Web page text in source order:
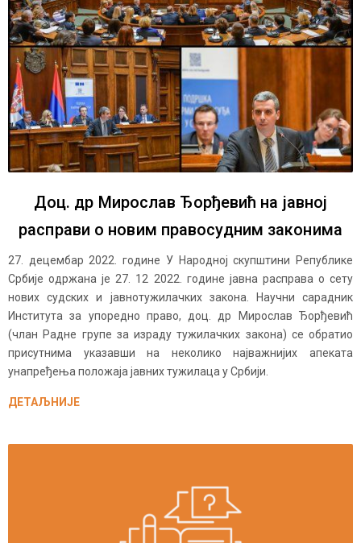
Доц. др Мирослав Ђорђевић на јавној
расправи о новим правосудним законима
27. децембар 2022. године У Народној скупштини Републике
Србије одржана је 27. 12 2022. године јавна расправа о сету
нових судских и јавнотужилачких закона. Научни сарадник
Института за упоредно право, доц. др Мирослав Ђорђевић
(члан Радне групе за израду тужилачких закона) се обратио
присутнима указавши на неколико најважнијих апеката
унапређења положаја јавних тужилаца у Србији.
ДЕТАЉНИЈЕ